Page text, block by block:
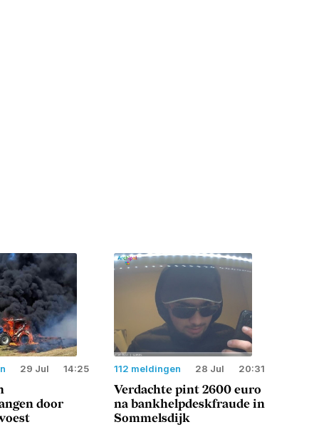
29 Jul 14:25
door
112 meldingen 28 Jul 20:31
Verdachte pint 2600 euro
na bankhelpdeskfraude in
Sommelsdijk